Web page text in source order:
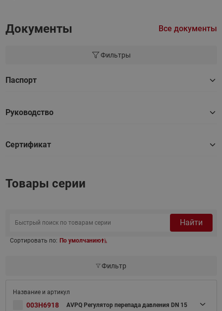
Документы Все документы
Фильтры
Паспорт
Руководство
Сертификат
Товары серии
Найти
Сортировать по: По умолчанию
Фильтр
003H6918 AVPQ Регулятор перепада давления DN 15